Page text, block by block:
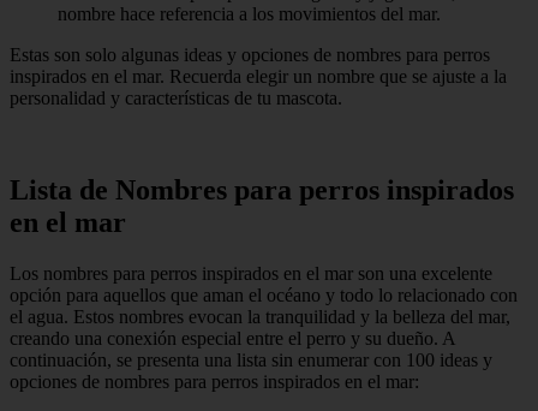
nombre hace referencia a los movimientos del mar.
Estas son solo algunas ideas y opciones de nombres para perros
inspirados en el mar. Recuerda elegir un nombre que se ajuste a la
personalidad y características de tu mascota.
Lista de Nombres para perros inspirados
en el mar
Los nombres para perros inspirados en el mar son una excelente
opción para aquellos que aman el océano y todo lo relacionado con
el agua. Estos nombres evocan la tranquilidad y la belleza del mar,
creando una conexión especial entre el perro y su dueño. A
continuación, se presenta una lista sin enumerar con 100 ideas y
opciones de nombres para perros inspirados en el mar: